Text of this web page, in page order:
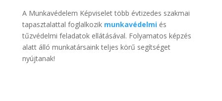
A Munkavédelem Képviselet több évtizedes szakmai
tapasztalattal foglalkozik munkavédelmi és
tűzvédelmi feladatok ellátásával. Folyamatos képzés
alatt álló munkatársaink teljes körű segítséget
nyújtanak!